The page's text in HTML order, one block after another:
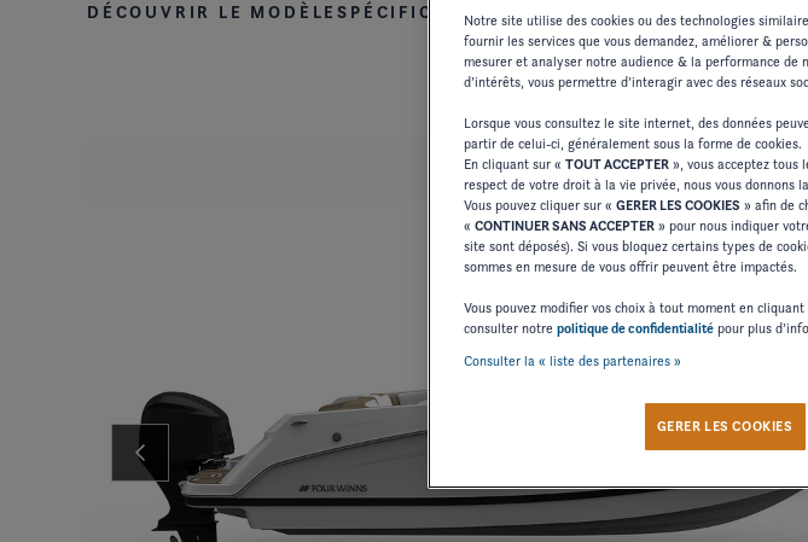
DÉCOUVRIR LE MODÈLESPÉCIFICATIONS ET OPTIONS STANDARDS
Notre site utilise des cookies ou des technologies
fournir les services que vous demandez, améliorer &
mesurer et analyser notre audience & la performance
d’intérêts, vous permettre d’interagir avec des réseaux
Lorsque vous consultez le site internet, des données
partir de celui-ci, généralement sous la forme de cookies.
En cliquant sur « TOUT ACCEPTER », vous acceptez tous
respect de votre droit à la vie privée, nous vous donnons
Vous pouvez cliquer sur « GERER LES COOKIES » afin de
« CONTINUER SANS ACCEPTER » pour nous indiquer
site sont déposés). Si vous bloquez certains types de
sommes en mesure de vous offrir peuvent être impactés.
Vous pouvez modifier vos choix à tout moment en
consulter notre politique de confidentialité pour plus
Consulter la « liste des partenaires »
GERER LES COOKIES